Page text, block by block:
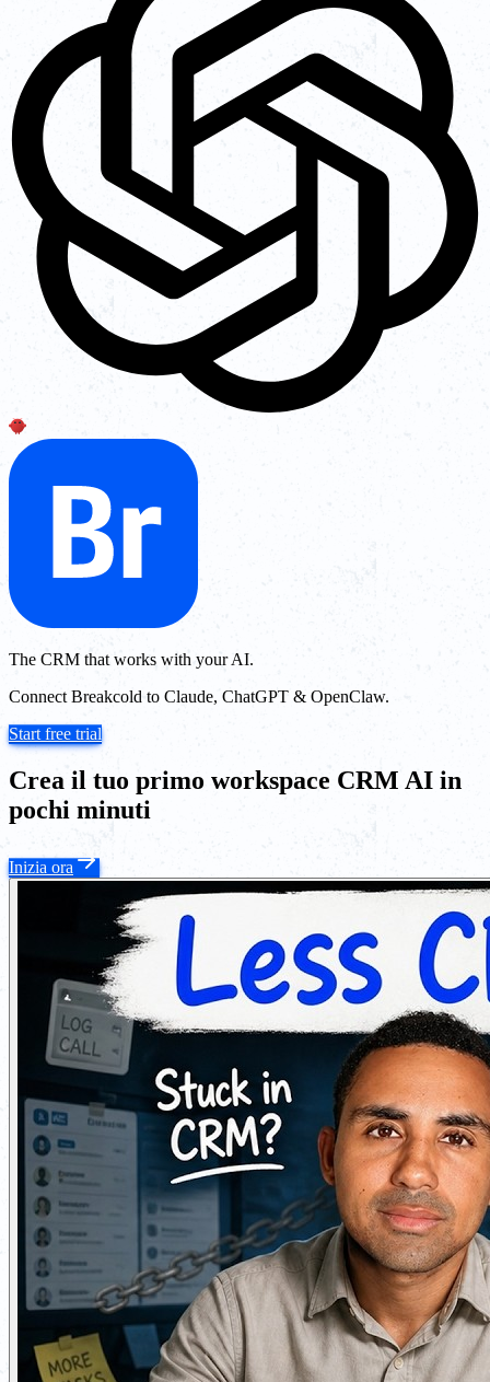
The CRM that works with your AI.
Connect Breakcold to Claude, ChatGPT & OpenClaw.
Start free trial
Crea il tuo primo workspace CRM AI in
pochi minuti
Inizia ora